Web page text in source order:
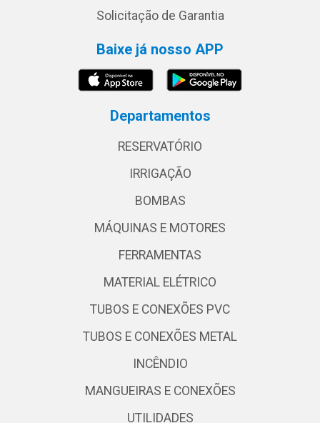
Solicitação de Garantia
Baixe já nosso APP
Departamentos
RESERVATÓRIO
IRRIGAÇÃO
BOMBAS
MÁQUINAS E MOTORES
FERRAMENTAS
MATERIAL ELÉTRICO
TUBOS E CONEXÕES PVC
TUBOS E CONEXÕES METAL
INCÊNDIO
MANGUEIRAS E CONEXÕES
UTILIDADES